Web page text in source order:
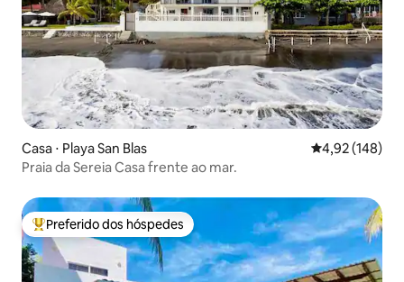
Casa ⋅ Playa San Blas 4,92 de uma
4,92 (148)
Praia da Sereia Casa frente ao mar.
Entre os melhores preferidos dos hóspedes
Preferido dos hóspedes